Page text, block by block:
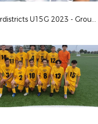
Coupe Interdistricts U15G 2023 - Groupe A